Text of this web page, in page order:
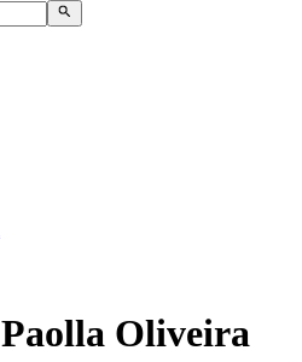
Paolla Oliveira